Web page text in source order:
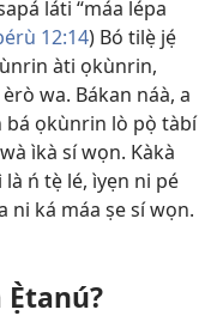
láti “máa lépa
12:14) Bó tilẹ̀ jẹ́
àti ọkùnrin,
wa. Bákan náà, a
bá ọkùnrin lò pọ̀ tàbí
ìkà sí wọn. Kàkà
ń tẹ̀ lé, ìyẹn ni pé
ni ká máa ṣe sí wọn.